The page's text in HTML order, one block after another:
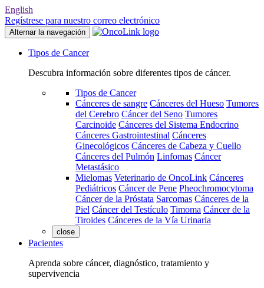
English
Regístrese para nuestro correo electrónico
Alternar la navegación
Tipos de Cancer
Descubra información sobre diferentes tipos de cáncer.
Tipos de Cancer
Cánceres de sangre Cánceres del Hueso Tumores
del Cerebro Cáncer del Seno Tumores
Carcinoide Cánceres del Sistema Endocrino
Cánceres Gastrointestinal Cánceres
Ginecológicos Cánceres de Cabeza y Cuello
Cánceres del Pulmón Linfomas Cáncer
Metastásico
Mielomas Veterinario de OncoLink Cánceres
Pediátricos Cáncer de Pene Pheochromocytoma
Cáncer de la Próstata Sarcomas Cánceres de la
Piel Cáncer del Testículo Timoma Cáncer de la
Tiroides Cánceres de la Vía Urinaria
close
Pacientes
Aprenda sobre cáncer, diagnóstico, tratamiento y
supervivencia